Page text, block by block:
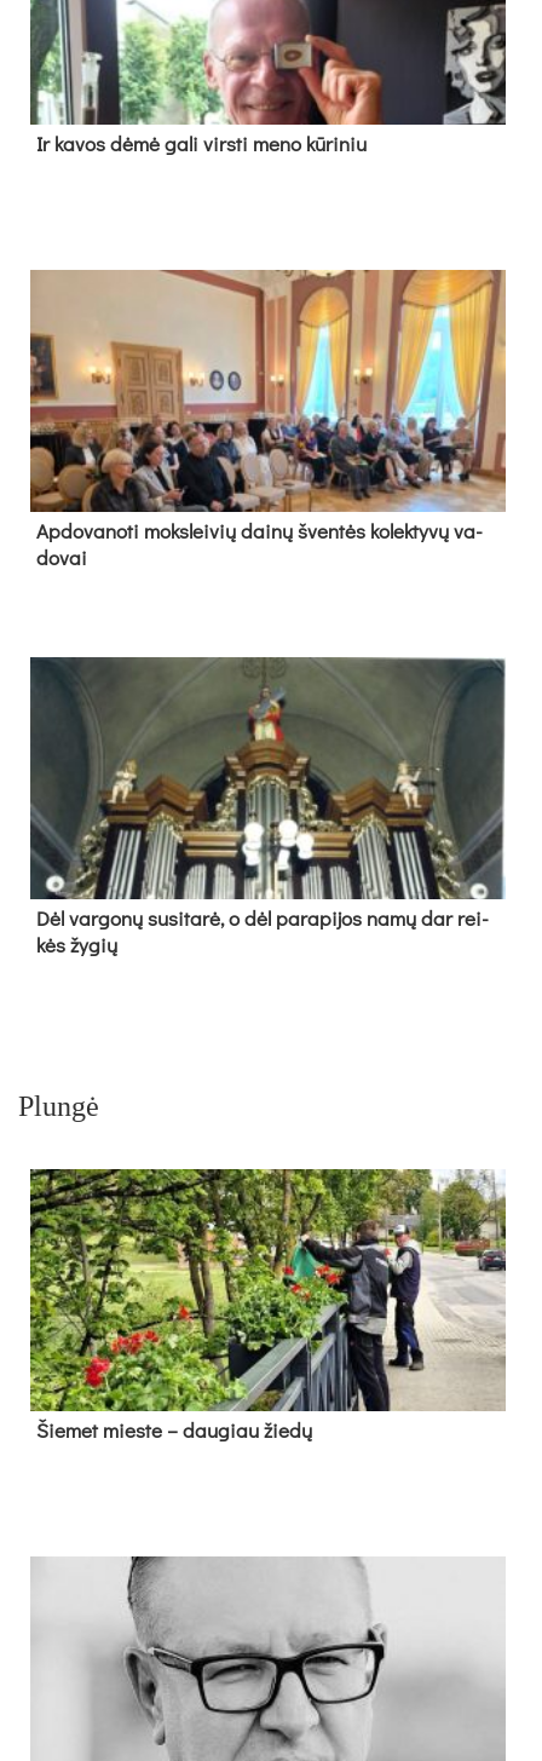
Ir ka­vos dė­mė ga­li virs­ti me­no kū­ri­niu
Ap­do­va­no­ti moks­lei­vių dai­nų šven­tės ko­lek­ty­vų va­
do­vai
Dėl var­go­nų su­si­ta­rė, o dėl pa­ra­pi­jos na­mų dar rei­
kės žy­gių
Plungė
Šie­met mies­te – dau­giau žie­dų